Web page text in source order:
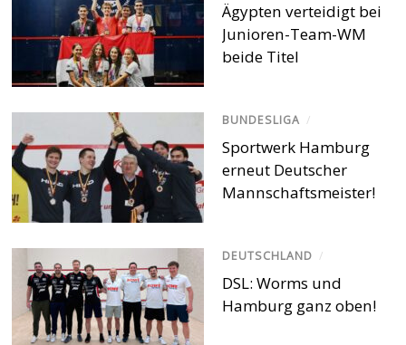
Ägypten verteidigt bei
Junioren-Team-WM
beide Titel
BUNDESLIGA /
Sportwerk Hamburg
erneut Deutscher
Mannschaftsmeister!
DEUTSCHLAND /
DSL: Worms und
Hamburg ganz oben!